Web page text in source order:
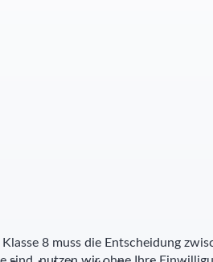
Klasse 8 muss die Entscheidung